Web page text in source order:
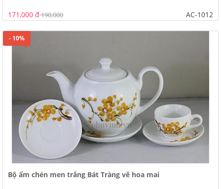
171,000 đ190,000 AC-1012
- 10%
Bộ ấm chén men trắng Bát Tràng vẽ hoa mai